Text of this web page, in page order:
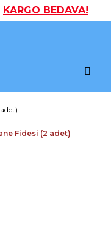
KARGO BEDAVA!